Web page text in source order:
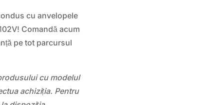
cu anvelopele
Comandă acum
pe tot parcursul
cu modelul
achiziția. Pentru